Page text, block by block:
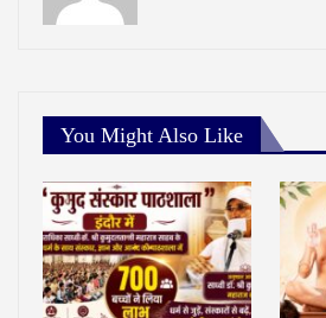
You Might Also Like